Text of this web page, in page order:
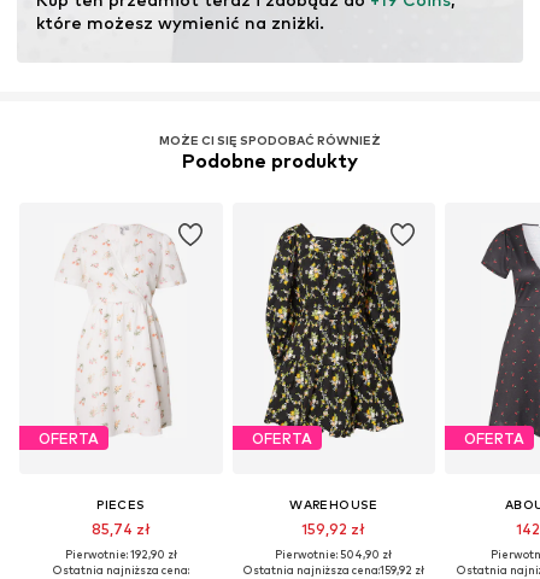
które możesz wymienić na zniżki.
MOŻE CI SIĘ SPODOBAĆ RÓWNIEŻ
Podobne produkty
OFERTA
PIECES
85,74 zł
Pierwotnie: 192,90 zł
Ostatnia najniższa cena:
OFERTA
WAREHOUSE
159,92 zł
Pierwotnie: 504,90 zł
Ostatnia najniższa cena:159,92 zł
OFERTA
Ostatnia